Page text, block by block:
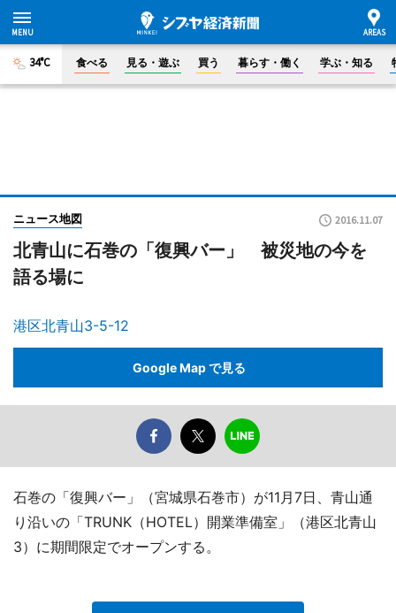
34°C 食べる 見る・遊ぶ 買う 暮らす・働く 学ぶ・知る
ニュース地図 2016.11.07
北青山に石巻の「復興バー」 被災地の今を
語る場に
港区北青山3-5-12
Google Map で見る
石巻の「復興バー」（宮城県石巻市）が11月7日、青山通
り沿いの「TRUNK（HOTEL）開業準備室」（港区北青山
3）に期間限定でオープンする。